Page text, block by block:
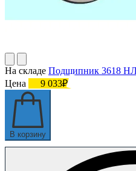
На складе Подшипник 3618
Цена
9 033₽
В корзину